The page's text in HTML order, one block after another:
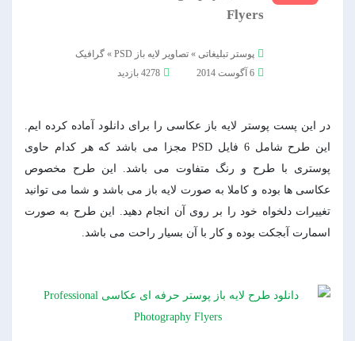
Flyers
پوستر تبلیغاتی »تصاویر لایه باز PSD »گرافیک
6 آگوست 2014
4278 بازدید
در این پست پوستر لایه باز عکاسی را برای دانلود آماده کرده ایم.
این طرح شامل 6 فایل PSD مجزا می باشد که هر کدام حاوی
پوستری با طرح و رنگ متفاوت می باشد. این طرح مخصوص
عکاسی ها بوده و کاملا به صورت لایه باز می باشد و شما می توانید
تغییرات دلخواه خود را بر روی آن انجام دهید. این طرح به صورت
اسمارت آبجکت بوده و کار با آن بسیار راحت می باشد.